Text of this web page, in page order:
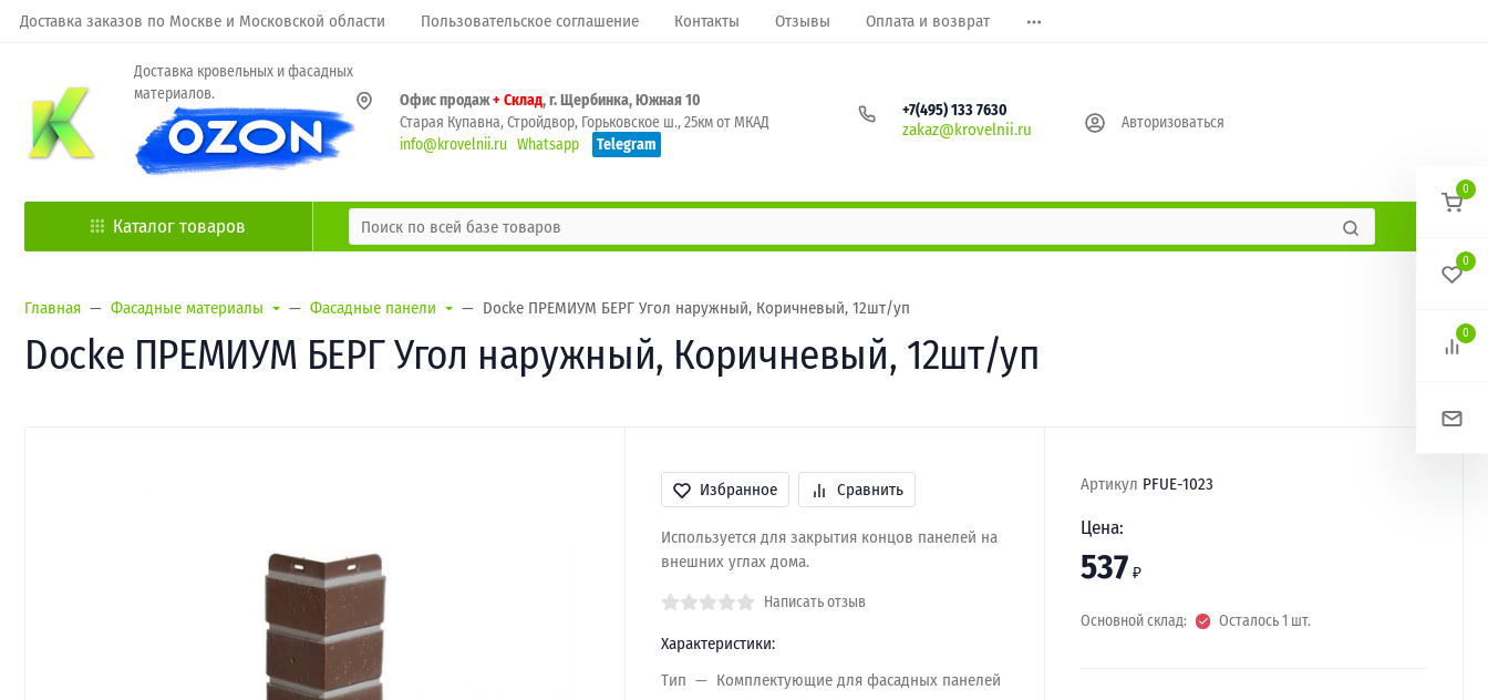
Доставка заказов по Москве и Московской области Пользовательское соглашение Контакты Отзывы Оплата и возврат
Доставка кровельных и фасадных
материалов.
Офис продаж+ Склад, г. Щербинка, Южная 10
Старая Купавна, Стройдвор, Горьковское ш., 25км от МКАД
info@krovelnii.ru Whatsapp Telegram
+7(495) 133 7630
zakaz@krovelnii.ru Авторизоваться
Каталог товаров
Главная Фасадные материалы Фасадные панели Docke ПРЕМИУМ БЕРГ Угол наружный, Коричневый, 12шт/уп
Docke ПРЕМИУМ БЕРГ Угол наружный, Коричневый, 12шт/уп
Избранное Сравнить
Используется для закрытия концов панелей на
внешних углах дома.
Написать отзыв
Характеристики:
Тип
Комплектующие для фасадных панелей
Артикул PFUE-1023
Цена:
537 ₽
Основной склад: Осталось 1 шт.
0
0
0